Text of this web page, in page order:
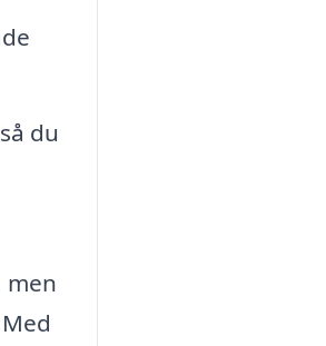
du
men